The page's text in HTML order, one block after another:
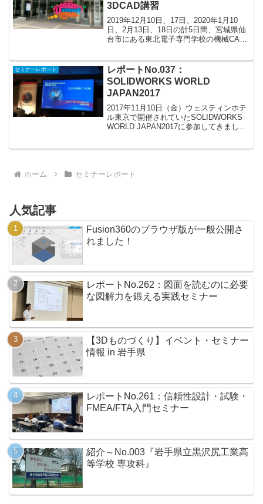
3DCAD講習
2019年12月10日、17日、2020年1月10
日、2月13日、18日の計5日間、宮城県仙
台市にある東北電子専門学校の機械CAD
1月10日の3日間は...
セミナーレポート
レポートNo.037：
SOLIDWORKS WORLD
JAPAN2017
2017年11月10日（金）ウェスティンホテ
ル東京で開催されていたSOLIDWORKS
WORLD JAPAN2017に参加してきまし
ホーム セミナーレポート
人気記事
Fusion360のブラウザ版が一般公開さ
れました！
レポートNo.262：図面を読むのに必要
な図解力を鍛える実践セミナー
【3Dものづくり】イベント・セミナー
情報 in 岩手県
レポートNo.261：信頼性設計・試験・
FMEA/FTA入門セミナー
紹介～No.003『岩手県立黒沢尻工業高
等学校 専攻科』